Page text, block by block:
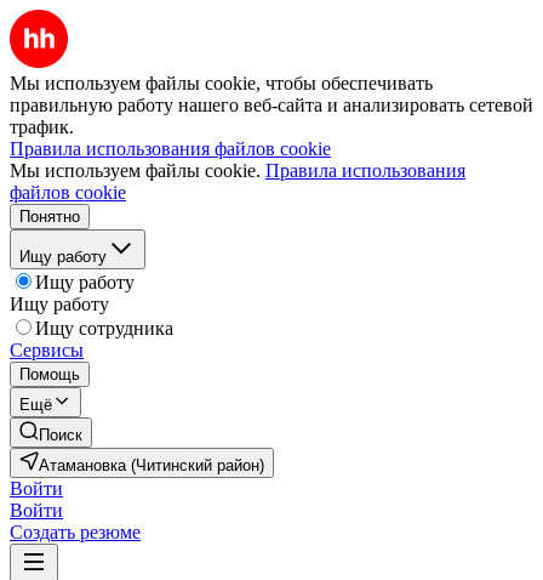
Мы используем файлы cookie, чтобы обеспечивать
правильную работу нашего веб-сайта и анализировать сетевой
трафик.
Правила использования файлов cookie
Мы используем файлы cookie. Правила использования
файлов cookie
Понятно
Ищу работу
Ищу работу
Ищу работу
Ищу сотрудника
Сервисы
Помощь
Ещё
Поиск
Атамановка (Читинский район)
Войти
Войти
Создать резюме